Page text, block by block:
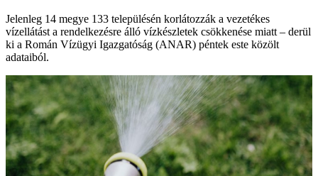
Jelenleg 14 megye 133 településén korlátozzák a vezetékes
vízellátást a rendelkezésre álló vízkészletek csökkenése miatt – derül
ki a Román Vízügyi Igazgatóság (ANAR) péntek este közölt
adataiból.